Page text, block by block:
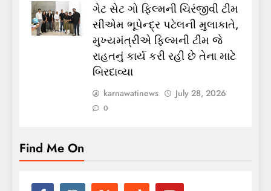
ગેટ સેટ ગો ફિલ્મની ચિરંજીવી ટીમ
સીએમ ભૂપેન્દ્ર પટેલની મુલાકાતે,
મુખ્યમંત્રીએ ફિલ્મની ટીમ જે
રાહતનું કાર્ય કરી રહી છે તેના માટે
બિરદાવ્યા
karnawatinews July 28, 2026
0
Find Me On